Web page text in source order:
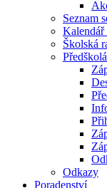
Seznam
Kalendář
Školská
Odkazy
Poradenství